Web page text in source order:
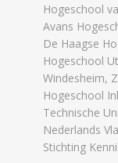
Hogeschool
Avans
De Haagse
Hogeschool
Windesheim,
Hogeschool
Technische
Nederlands
Stichting